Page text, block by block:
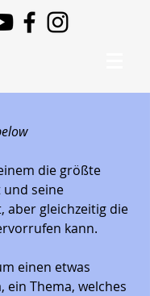
die größte
seine
aber gleichzeitig die
kann.
einen etwas
ein Thema, welches